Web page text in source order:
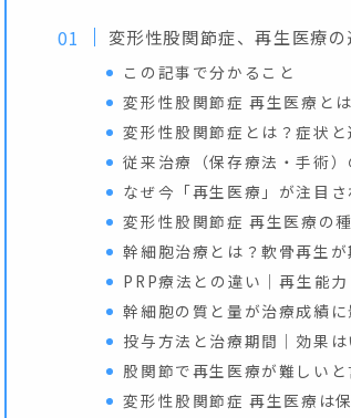
変形性股関節症、再生医療
この記事で分かること
変形性股関節症 再生医療と
変形性股関節症とは？症状
従来治療（保存療法・手術
なぜ今「再生医療」が注目
変形性股関節症 再生医療の
幹細胞治療とは？軟骨再生
PRP療法との違い｜再生能
幹細胞の質と量が治療成績
投与方法と治療期間｜効果
股関節で再生医療が難しい
変形性股関節症 再生医療は